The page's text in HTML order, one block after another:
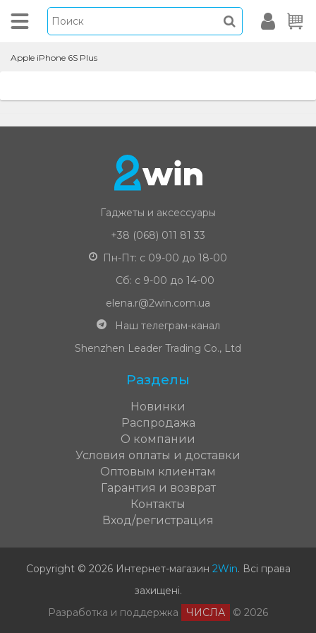
Apple iPhone 6S Plus
Гаджеты и аксессуары
+38 (068) 011 81 33
Пн-Пт: с 09-00 до 18-00
Сб: с 9-00 до 14-00
elena.r@2win.com.ua
Наш телеграм-канал
Shenzhen Leader Trading Co., Ltd
Разделы
Новинки
Распродажа
О компании
Условия оплаты и доставки
Оптовым клиентам
Гарантия и возврат
Контакты
Вход/регистрация
Copyright © 2026 Интернет-магазин 2Win. Всі права
захищені.
Разработка и поддержка
ЧИСЛА © 2026